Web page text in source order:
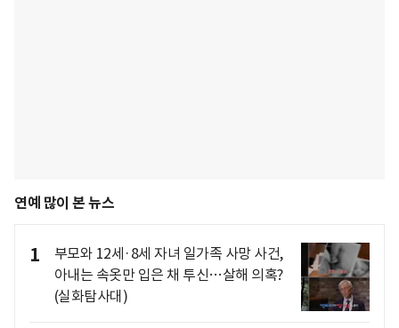
연예 많이 본 뉴스
1
부모와 12세·8세 자녀 일가족 사망 사건,
아내는 속옷만 입은 채 투신…살해 의혹?
(실화탐사대)